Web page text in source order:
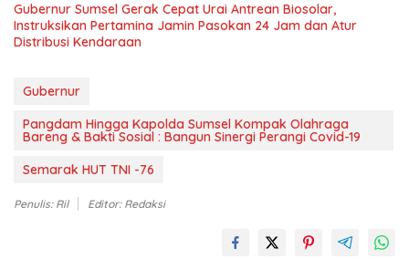
Gubernur Sumsel Gerak Cepat Urai Antrean Biosolar,
Instruksikan Pertamina Jamin Pasokan 24 Jam dan Atur
Distribusi Kendaraan
Gubernur
Pangdam Hingga Kapolda Sumsel Kompak Olahraga
Bareng & Bakti Sosial : Bangun Sinergi Perangi Covid-19
Semarak HUT TNI -76
Penulis: Ril Editor: Redaksi